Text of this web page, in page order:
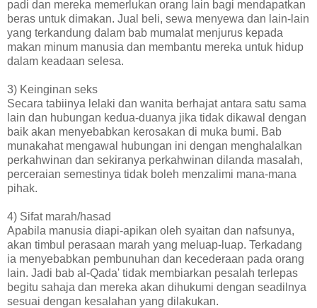
padi dan mereka memerlukan orang lain bagi mendapatkan
beras untuk dimakan. Jual beli, sewa menyewa dan lain-lain
yang terkandung dalam bab mumalat menjurus kepada
makan minum manusia dan membantu mereka untuk hidup
dalam keadaan selesa.
3) Keinginan seks
Secara tabiinya lelaki dan wanita berhajat antara satu sama
lain dan hubungan kedua-duanya jika tidak dikawal dengan
baik akan menyebabkan kerosakan di muka bumi. Bab
munakahat mengawal hubungan ini dengan menghalalkan
perkahwinan dan sekiranya perkahwinan dilanda masalah,
perceraian semestinya tidak boleh menzalimi mana-mana
pihak.
4) Sifat marah/hasad
Apabila manusia diapi-apikan oleh syaitan dan nafsunya,
akan timbul perasaan marah yang meluap-luap. Terkadang
ia menyebabkan pembunuhan dan kecederaan pada orang
lain. Jadi bab al-Qada' tidak membiarkan pesalah terlepas
begitu sahaja dan mereka akan dihukumi dengan seadilnya
sesuai dengan kesalahan yang dilakukan.